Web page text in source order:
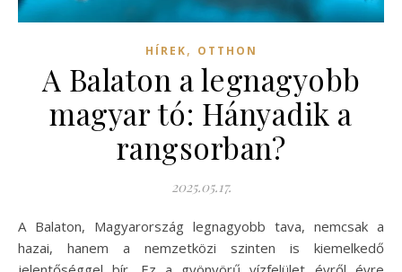
HÍREK, OTTHON
A Balaton a legnagyobb
magyar tó: Hányadik a
rangsorban?
2025.05.17.
A Balaton, Magyarország legnagyobb tava, nemcsak a
hazai, hanem a nemzetközi szinten is kiemelkedő